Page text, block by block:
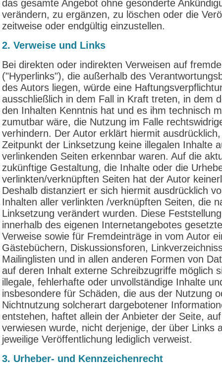
das gesamte Angebot ohne gesonderte
verändern, zu ergänzen, zu löschen oder die
zeitweise oder endgültig einzustellen.
2. Verweise und Links
Bei direkten oder indirekten Verweisen auf
("Hyperlinks"), die außerhalb des
des Autors liegen, würde eine
ausschließlich in dem Fall in Kraft treten, in dem
den Inhalten Kenntnis hat und es ihm technisch
zumutbar wäre, die Nutzung im Falle
verhindern. Der Autor erklärt hiermit
Zeitpunkt der Linksetzung keine illegalen Inhalte
verlinkenden Seiten erkennbar waren. Auf die
zukünftige Gestaltung, die Inhalte oder die
verlinkten/verknüpften Seiten hat der Autor
Deshalb distanziert er sich hiermit ausdrücklich
Inhalten aller verlinkten /verknüpften Seiten, die
Linksetzung verändert wurden. Diese
innerhalb des eigenen Internetangebotes
Verweise sowie für Fremdeinträge in vom Autor
Gästebüchern, Diskussionsforen,
Mailinglisten und in allen anderen Formen von
auf deren Inhalt externe Schreibzugriffe möglich
illegale, fehlerhafte oder unvollständige Inhalte
insbesondere für Schäden, die aus der Nutzung
Nichtnutzung solcherart dargebotener
entstehen, haftet allein der Anbieter der Seite,
verwiesen wurde, nicht derjenige, der über Links
jeweilige Veröffentlichung lediglich verweist.
3. Urheber- und Kennzeichenrecht